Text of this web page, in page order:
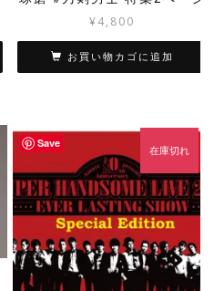
¥4,800
お買い物カゴに追加
Save
在庫切れ